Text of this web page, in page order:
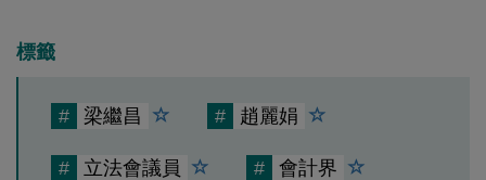
標籤
# 梁繼昌 # 趙麗娟
# 立法會議員 # 會計界